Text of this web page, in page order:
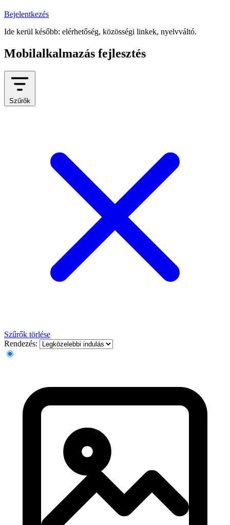
Bejelentkezés
Ide kerül később: elérhetőség, közösségi linkek, nyelvváltó.
Mobilalkalmazás fejlesztés
Szűrők
Szűrők törlése
Rendezés: